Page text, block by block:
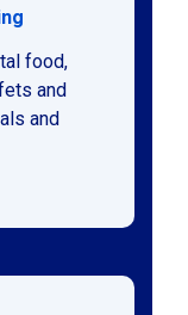
food,
and
and